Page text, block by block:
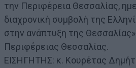
την Περιφέρεια Θεσσαλίας,
διαχρονική συμβολή της
στην ανάπτυξη της
Περιφέρειας Θεσσαλίας.
ΕΙΣΗΓΗΤΗΣ: κ. Κουρέτας